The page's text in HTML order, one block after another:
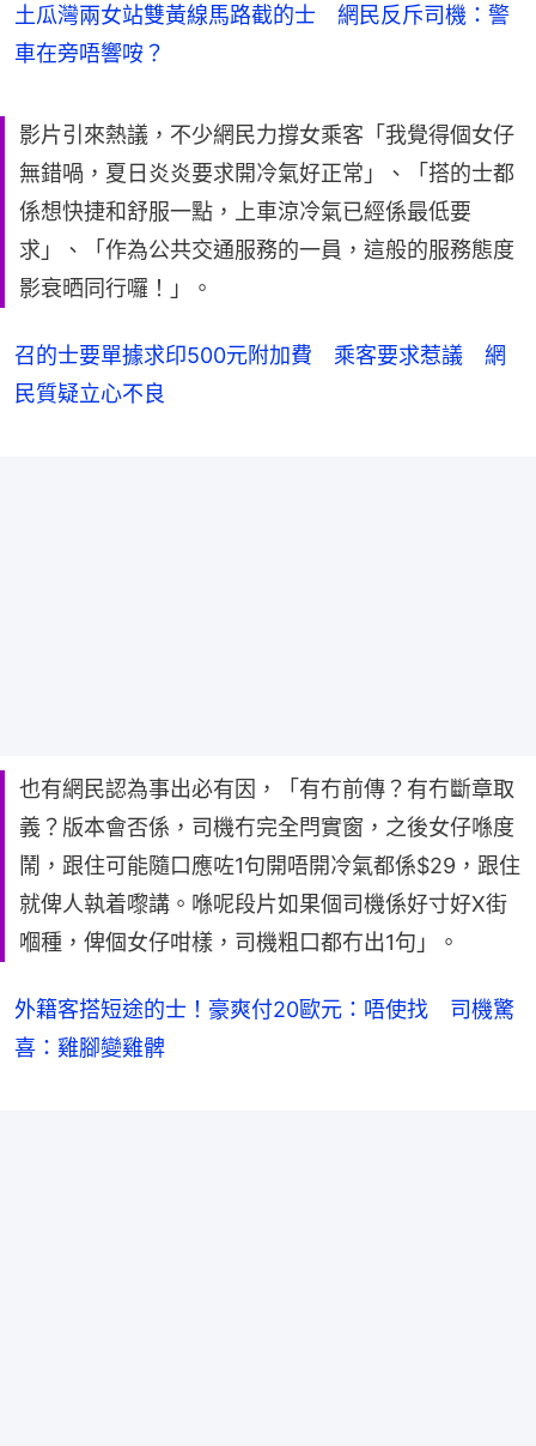
土瓜灣兩女站雙黃線馬路截的士 網民反斥司機：警
車在旁唔響咹？
影片引來熱議，不少網民力撐女乘客「我覺得個女仔
無錯喎，夏日炎炎要求開冷氣好正常」、「搭的士都
係想快捷和舒服一點，上車涼冷氣已經係最低要
求」、「作為公共交通服務的一員，這般的服務態度
影衰晒同行囉！」。
召的士要單據求印500元附加費 乘客要求惹議 網
民質疑立心不良
也有網民認為事出必有因，「有冇前傳？有冇斷章取
義？版本會否係，司機冇完全閂實窗，之後女仔喺度
鬧，跟住可能隨口應咗1句開唔開冷氣都係$29，跟住
就俾人執着嚟講。喺呢段片如果個司機係好寸好X街
嗰種，俾個女仔咁樣，司機粗口都冇出1句」。
外籍客搭短途的士！豪爽付20歐元：唔使找 司機驚
喜：雞腳變雞髀